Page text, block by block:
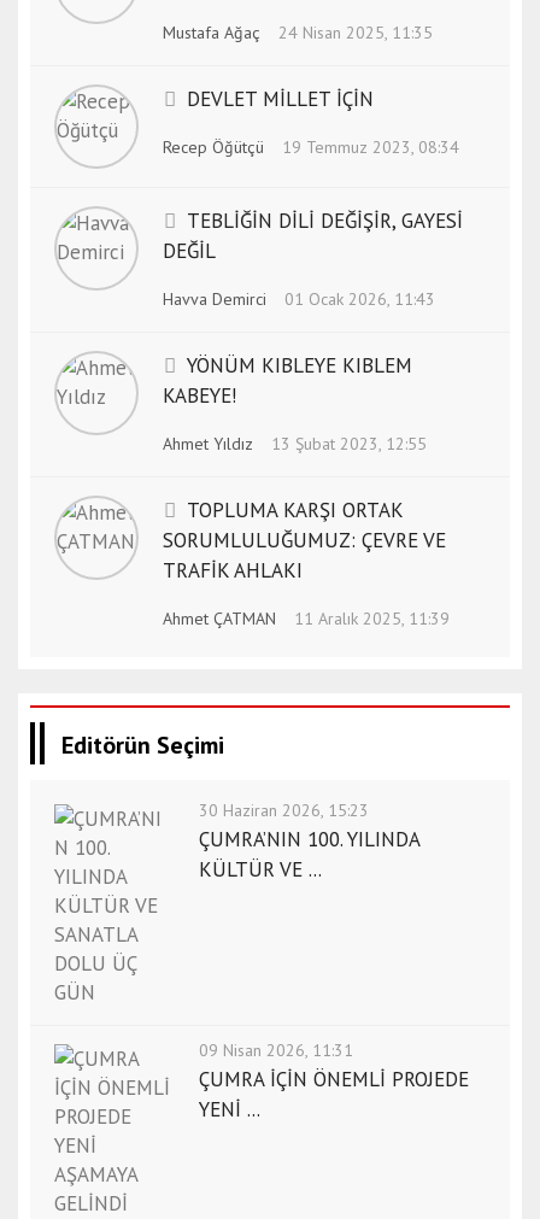
Mustafa Ağaç 24 Nisan 2025, 11:35
DEVLET MİLLET İÇİN
Recep Öğütçü 19 Temmuz 2023, 08:34
TEBLİĞİN DİLİ DEĞİŞİR, GAYESİ
DEĞİL
Havva Demirci 01 Ocak 2026, 11:43
YÖNÜM KIBLEYE KIBLEM
KABEYE!
Ahmet Yıldız 13 Şubat 2023, 12:55
TOPLUMA KARŞI ORTAK
SORUMLULUĞUMUZ: ÇEVRE VE
TRAFİK AHLAKI
Ahmet ÇATMAN 11 Aralık 2025, 11:39
Editörün Seçimi
30 Haziran 2026, 15:23
ÇUMRA’NIN 100. YILINDA
KÜLTÜR VE ...
09 Nisan 2026, 11:31
ÇUMRA İÇİN ÖNEMLİ PROJEDE
YENİ ...